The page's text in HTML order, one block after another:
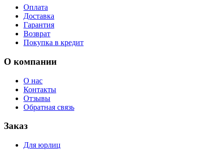
Оплата
Доставка
Гарантия
Возврат
Покупка в кредит
О компании
О нас
Контакты
Отзывы
Обратная связь
Заказ
Для юрлиц